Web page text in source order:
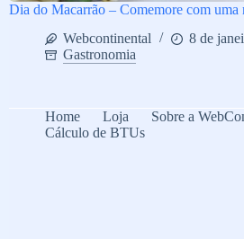
Dia do Macarrão – Comemore com uma
Webcontinental
8 de
Gastronomia
Home Loja
Sobre a
Cálculo de BTUs